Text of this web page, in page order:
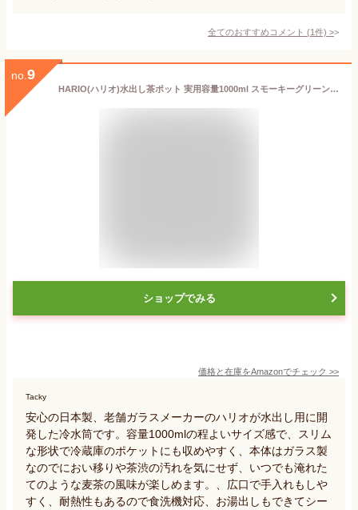
全てのおすすめコメント (1件) >
no. 9
HARIO(ハリオ)水出し茶ポット 実用容量1000ml スモーキーグリーン 耐熱ガラス製 熱湯・食洗器OK 冷水筒 日本製 MD-10-SG
ショップでみる
価格と在庫をAmazonでチェック >>
Tacky
安心の日本製、老舗ガラスメーカーのハリオが水出し用に開
発した冷水筒です。容量1000mlの程よいサイズ感で、スリム
な形状で冷蔵庫のポケットにも収めやすく、本体はガラス製
なのでにおい移りや茶渋の汚れを気にせず、いつでも淹れた
てのような麦茶の風味が楽しめます。、広口で手入れもしや
すく、耐熱性もあるので食洗機対応、お湯出しもできてシー